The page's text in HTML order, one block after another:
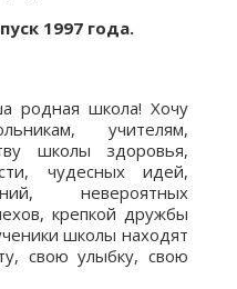
1997 года.
родная школа! Хочу
учителям,
школы здоровья,
чудесных идей,
невероятных
крепкой дружбы
школы находят
свою улыбку, свою